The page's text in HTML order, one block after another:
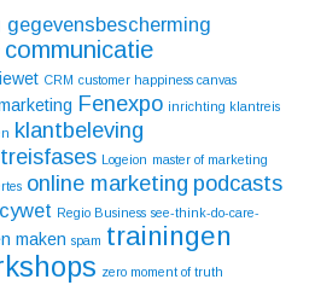
communicatie
CRM customer happiness canvas
Fenexpo inrichting klantreis
klantbeleving
Logeion master of marketing
online marketing podcasts
Regio Business see-think-do-care-
maken spam trainingen
zero moment of truth